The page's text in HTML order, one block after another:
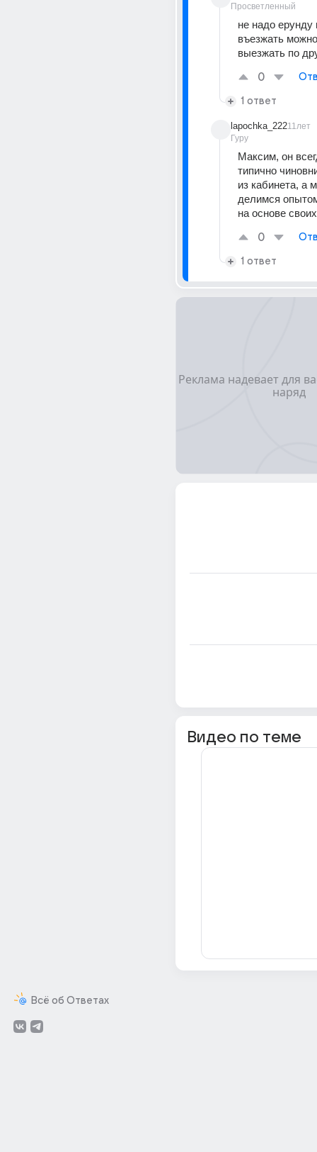
Всё об Ответах
Просветленный
не надо ерунду
въезжать
выезжать по
0
1 ответ
lapochka_222
Гуру
11лет
Максим, он
типично
из кабинета, а
делимся
на основе
0
1 ответ
Видео по теме